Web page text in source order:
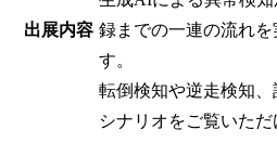
出展内容 録までの一連の流れ
す。
転倒検知や逆走検知
シナリオをご覧いただ